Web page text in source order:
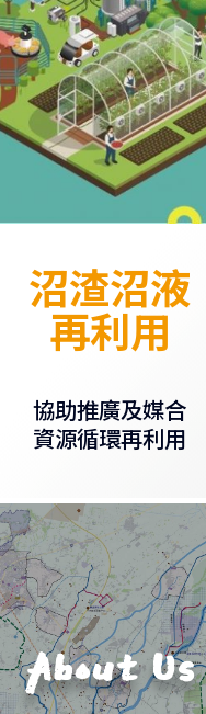
沼渣沼液
再利用
協助推廣及媒合
資源循環再利用
About Us